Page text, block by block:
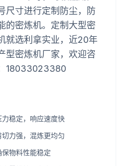
尺寸进行定制防尘，防
的密炼机。定制大型密
就选利拿实业，近20年
型密炼机厂家，欢迎咨
18033023380
稳定，响应速度快
力强，混炼更均匀
物料性能稳定